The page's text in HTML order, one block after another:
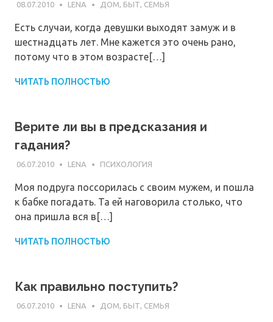
08.07.2010 LENA ДОМ, БЫТ, СЕМЬЯ
Есть случаи, когда девушки выходят замуж и в
шестнадцать лет. Мне кажется это очень рано,
потому что в этом возрасте[…]
ЧИТАТЬ ПОЛНОСТЬЮ
Верите ли вы в предсказания и
гадания?
06.07.2010 LENA ПСИХОЛОГИЯ
Моя подруга поссорилась с своим мужем, и пошла
к бабке погадать. Та ей наговорила столько, что
она пришла вся в[…]
ЧИТАТЬ ПОЛНОСТЬЮ
Как правильно поступить?
06.07.2010 LENA ДОМ, БЫТ, СЕМЬЯ